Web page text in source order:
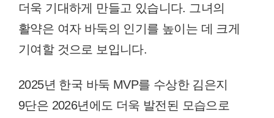
더욱 기대하게 만들고 있습니다. 그녀의
활약은 여자 바둑의 인기를 높이는 데 크게
기여할 것으로 보입니다.
2025년 한국 바둑 MVP를 수상한 김은지
9단은 2026년에도 더욱 발전된 모습으로